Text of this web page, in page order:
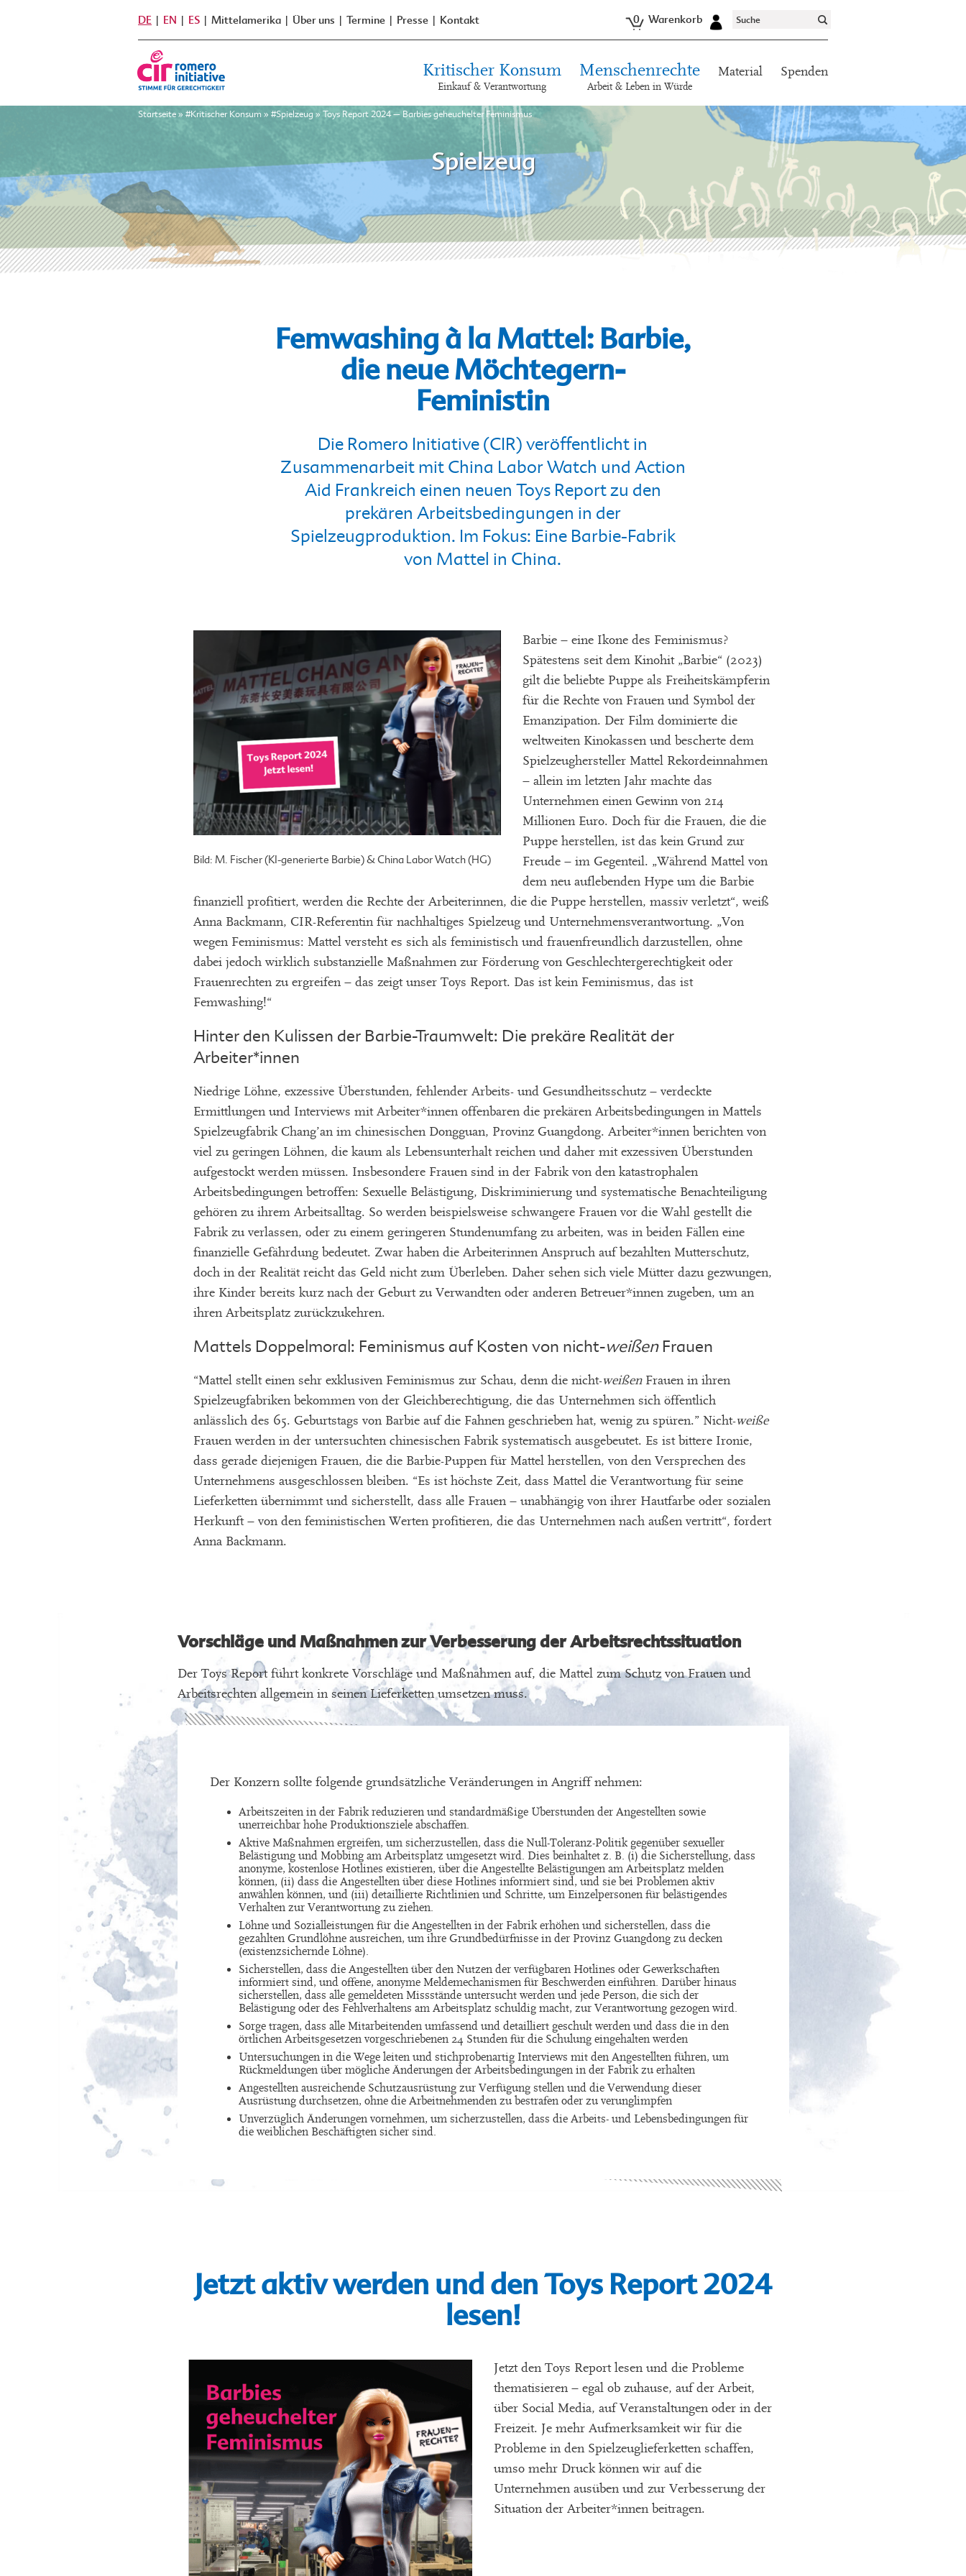
DE EN ES Mittelamerika Über uns Termine Presse Kontakt 0 Warenkorb
Kritischer Konsum
Einkauf & Verantwortung
Menschenrechte
Arbeit & Leben in Würde
Material Spenden
Startseite » #Kritischer Konsum » #Spielzeug » Toys Report 2024 – Barbies geheuchelter Feminismus
Spielzeug
Femwashing à la Mattel: Barbie,
die neue Möchtegern-
Feministin
Die Romero Initiative (CIR) veröffentlicht in
Zusammenarbeit mit China Labor Watch und Action
Aid Frankreich einen neuen Toys Report zu den
prekären Arbeitsbedingungen in der
Spielzeugproduktion. Im Fokus: Eine Barbie-Fabrik
von Mattel in China.
Bild: M. Fischer (KI-generierte Barbie) & China Labor Watch (HG)
Barbie – eine Ikone des Feminismus?
Spätestens seit dem Kinohit „Barbie“ (2023)
gilt die beliebte Puppe als Freiheitskämpferin
für die Rechte von Frauen und Symbol der
Emanzipation. Der Film dominierte die
weltweiten Kinokassen und bescherte dem
Spielzeughersteller Mattel Rekordeinnahmen
– allein im letzten Jahr machte das
Unternehmen einen Gewinn von 214
Millionen Euro. Doch für die Frauen, die die
Puppe herstellen, ist das kein Grund zur
Freude – im Gegenteil. „Während Mattel von
dem neu auflebenden Hype um die Barbie
finanziell profitiert, werden die Rechte der Arbeiterinnen, die die Puppe herstellen, massiv verletzt“, weiß
Anna Backmann, CIR-Referentin für nachhaltiges Spielzeug und Unternehmensverantwortung. „Von
wegen Feminismus: Mattel versteht es sich als feministisch und frauenfreundlich darzustellen, ohne
dabei jedoch wirklich substanzielle Maßnahmen zur Förderung von Geschlechtergerechtigkeit oder
Frauenrechten zu ergreifen – das zeigt unser Toys Report. Das ist kein Feminismus, das ist
Femwashing!“
Hinter den Kulissen der Barbie-Traumwelt: Die prekäre Realität der
Arbeiter*innen
Niedrige Löhne, exzessive Überstunden, fehlender Arbeits- und Gesundheitsschutz – verdeckte
Ermittlungen und Interviews mit Arbeiter*innen offenbaren die prekären Arbeitsbedingungen in Mattels
Spielzeugfabrik Chang’an im chinesischen Dongguan, Provinz Guangdong. Arbeiter*innen berichten von
viel zu geringen Löhnen, die kaum als Lebensunterhalt reichen und daher mit exzessiven Überstunden
aufgestockt werden müssen. Insbesondere Frauen sind in der Fabrik von den katastrophalen
Arbeitsbedingungen betroffen: Sexuelle Belästigung, Diskriminierung und systematische Benachteiligung
gehören zu ihrem Arbeitsalltag. So werden beispielsweise schwangere Frauen vor die Wahl gestellt die
Fabrik zu verlassen, oder zu einem geringeren Stundenumfang zu arbeiten, was in beiden Fällen eine
finanzielle Gefährdung bedeutet. Zwar haben die Arbeiterinnen Anspruch auf bezahlten Mutterschutz,
doch in der Realität reicht das Geld nicht zum Überleben. Daher sehen sich viele Mütter dazu gezwungen,
ihre Kinder bereits kurz nach der Geburt zu Verwandten oder anderen Betreuer*innen zugeben, um an
ihren Arbeitsplatz zurückzukehren.
Mattels Doppelmoral: Feminismus auf Kosten von nicht-weißenFrauen
“Mattel stellt einen sehr exklusiven Feminismus zur Schau, denn die nicht-weißenFrauen in ihren
Spielzeugfabriken bekommen von der Gleichberechtigung, die das Unternehmen sich öffentlich
anlässlich des 65. Geburtstags von Barbie auf die Fahnen geschrieben hat, wenig zu spüren.” Nicht-weiße
Frauen werden in der untersuchten chinesischen Fabrik systematisch ausgebeutet. Es ist bittere Ironie,
dass gerade diejenigen Frauen, die die Barbie-Puppen für Mattel herstellen, von den Versprechen des
Unternehmens ausgeschlossen bleiben. “Es ist höchste Zeit, dass Mattel die Verantwortung für seine
Lieferketten übernimmt und sicherstellt, dass alle Frauen – unabhängig von ihrer Hautfarbe oder sozialen
Herkunft – von den feministischen Werten profitieren, die das Unternehmen nach außen vertritt“, fordert
Anna Backmann.
Vorschläge und Maßnahmen zur Verbesserung der Arbeitsrechtssituation
Der Toys Report führt konkrete Vorschläge und Maßnahmen auf, die Mattel zum Schutz von Frauen und
Arbeitsrechten allgemein in seinen Lieferketten umsetzen muss.
Der Konzern sollte folgende grundsätzliche Veränderungen in Angriff nehmen:
Arbeitszeiten in der Fabrik reduzieren und standardmäßige Überstunden der Angestellten sowie
unerreichbar hohe Produktionsziele abschaffen.
Aktive Maßnahmen ergreifen, um sicherzustellen, dass die Null-Toleranz-Politik gegenüber sexueller
Belästigung und Mobbing am Arbeitsplatz umgesetzt wird. Dies beinhaltet z. B. (i) die Sicherstellung, dass
anonyme, kostenlose Hotlines existieren, über die Angestellte Belästigungen am Arbeitsplatz melden
können, (ii) dass die Angestellten über diese Hotlines informiert sind, und sie bei Problemen aktiv
anwählen können, und (iii) detaillierte Richtlinien und Schritte, um Einzelpersonen für belästigendes
Verhalten zur Verantwortung zu ziehen.
Löhne und Sozialleistungen für die Angestellten in der Fabrik erhöhen und sicherstellen, dass die
gezahlten Grundlöhne ausreichen, um ihre Grundbedürfnisse in der Provinz Guangdong zu decken
(existenzsichernde Löhne).
Sicherstellen, dass die Angestellten über den Nutzen der verfügbaren Hotlines oder Gewerkschaften
informiert sind, und offene, anonyme Meldemechanismen für Beschwerden einführen. Darüber hinaus
sicherstellen, dass alle gemeldeten Missstände untersucht werden und jede Person, die sich der
Belästigung oder des Fehlverhaltens am Arbeitsplatz schuldig macht, zur Verantwortung gezogen wird.
Sorge tragen, dass alle Mitarbeitenden umfassend und detailliert geschult werden und dass die in den
örtlichen Arbeitsgesetzen vorgeschriebenen 24 Stunden für die Schulung eingehalten werden
Untersuchungen in die Wege leiten und stichprobenartig Interviews mit den Angestellten führen, um
Rückmeldungen über mögliche Änderungen der Arbeitsbedingungen in der Fabrik zu erhalten
Angestellten ausreichende Schutzausrüstung zur Verfügung stellen und die Verwendung dieser
Ausrüstung durchsetzen, ohne die Arbeitnehmenden zu bestrafen oder zu verunglimpfen
Unverzüglich Änderungen vornehmen, um sicherzustellen, dass die Arbeits- und Lebensbedingungen für
die weiblichen Beschäftigten sicher sind.
Jetzt aktiv werden und den Toys Report 2024
lesen!
Jetzt den Toys Report lesen und die Probleme
thematisieren – egal ob zuhause, auf der Arbeit,
über Social Media, auf Veranstaltungen oder in der
Freizeit. Je mehr Aufmerksamkeit wir für die
Probleme in den Spielzeuglieferketten schaffen,
umso mehr Druck können wir auf die
Unternehmen ausüben und zur Verbesserung der
Situation der Arbeiter*innen beitragen.